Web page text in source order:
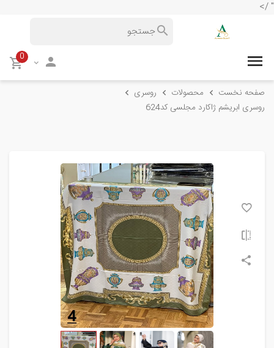
" />
0
صفحه نخست محصولات
روسری
روسری ابریشم ژاکارد مجلسی کد624